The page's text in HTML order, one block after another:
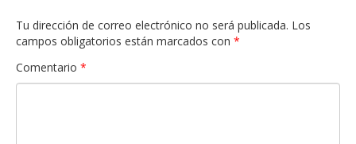
Tu dirección de correo electrónico no será publicada. Los
campos obligatorios están marcados con *
Comentario *